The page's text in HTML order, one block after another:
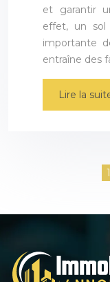
et garantir
effet, un sol
importante
entraîne des
Lire la
1